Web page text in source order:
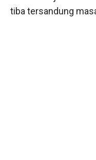
tiba tersandung